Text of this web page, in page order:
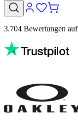
3.704 Bewertungen auf